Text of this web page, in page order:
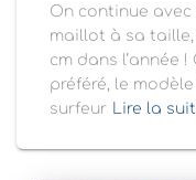
On continue avec
maillot à sa taille,
cm dans l’année
préféré, le
surfeur
Lire la